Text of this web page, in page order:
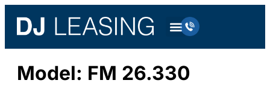
Model: FM 26.330